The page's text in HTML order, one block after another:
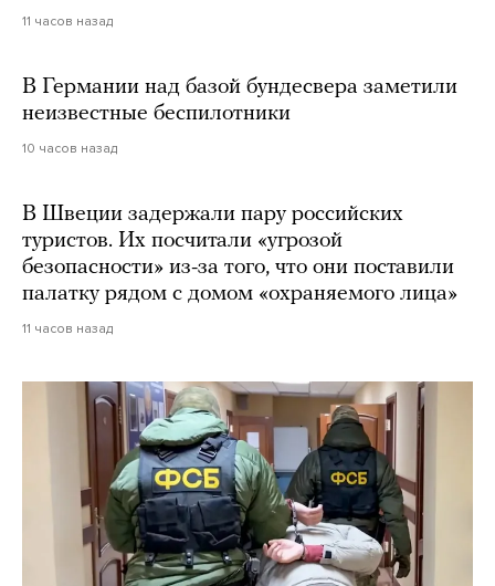
11 часов назад
В Германии над базой бундесвера заметили
неизвестные беспилотники
10 часов назад
В Швеции задержали пару российских
туристов. Их посчитали «угрозой
безопасности» из-за того, что они поставили
палатку рядом с домом «охраняемого лица»
11 часов назад